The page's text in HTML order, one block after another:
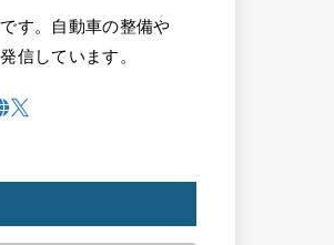
す。自動車の整備や
信しています。